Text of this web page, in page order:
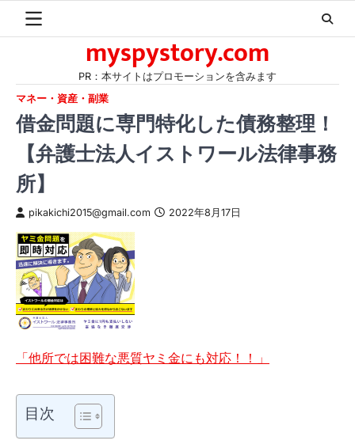
myspystory.com
PR：本サイトはプロモーションを含みます
マネー・資産・副業
借金問題に専門特化した債務整理！
【弁護士法人イストワール法律事務
所】
pikakichi2015@gmail.com 2022年8月17日
「他所では困難な悪質ヤミ金にも対応！！」
目次